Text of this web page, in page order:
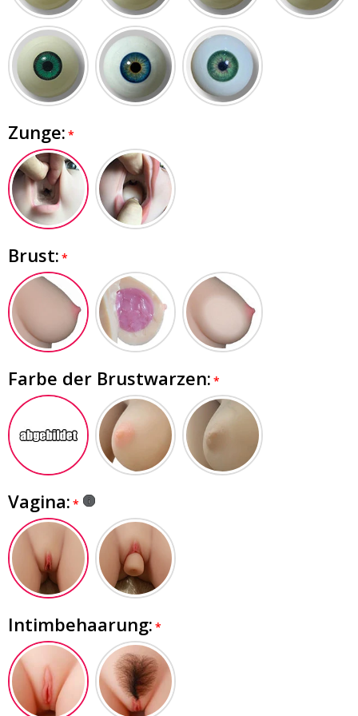
Zunge:
Brust:
Farbe der Brustwarzen:
Vagina:
Intimbehaarung: